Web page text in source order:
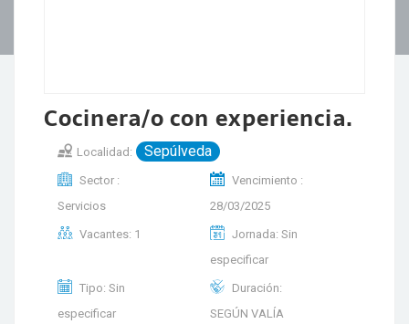
Cocinera/o con experiencia.
Localidad: Sepúlveda
Sector :
Servicios
Vencimiento :
28/03/2025
Vacantes: 1
Jornada: Sin
especificar
Tipo: Sin
especificar
Duración:
SEGÚN VALÍA